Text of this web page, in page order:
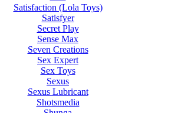
Satisfaction (Lola Toys)
Satisfyer
Secret Play
Sense Max
Seven Creations
Sex Expert
Sex Toys
Sexus
Sexus Lubricant
Shotsmedia